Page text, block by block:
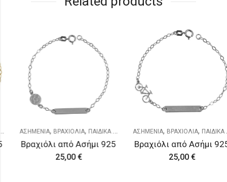
ΑΣΗΜΕΝΙΑ, ΒΡΑΧΙΟΛΙΑ,ΠΑΙΔΙΚΑ & ΝΕΟΓΕΝΝΗΤΑ
Βραχιόλι από Ασήμι 925
25,00€
ΑΣΗΜΕΝΙΑ, ΒΡΑΧΙΟΛΙΑ, ΠΑΙΔΙΚΑ & ΝΕΟΓΕΝΝΗΤΑ
Βραχιόλι από Ασήμι 925
25,00€